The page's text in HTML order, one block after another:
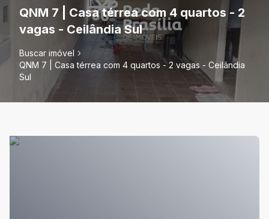
QNM 7 | Casa térrea com 4 quartos - 2
vagas - Ceilândia Sul
Buscar imóvel
QNM 7 | Casa térrea com 4 quartos - 2 vagas - Ceilândia
Sul